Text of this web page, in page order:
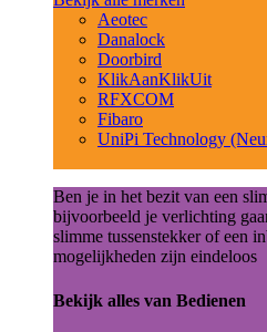
Aeotec
Danalock
Doorbird
KlikAanKlikUit
RFXCOM
Fibaro
UniPi Technology
Ben je in het bezit van een
bijvoorbeeld je verlichting
slimme tussenstekker of een
mogelijkheden zijn eindeloos
Bekijk alles van Bedienen